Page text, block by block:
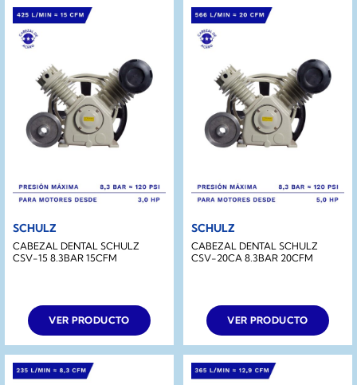
SCHULZ
CABEZAL DENTAL SCHULZ
CSV-15 8.3BAR 15CFM
VER PRODUCTO
SCHULZ
CABEZAL DENTAL SCHULZ
CSV-20CA 8.3BAR 20CFM
VER PRODUCTO